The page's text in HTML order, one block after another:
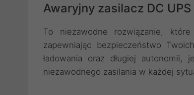
Awaryjny zasilacz DC UPS
To niezawodne rozwiązanie,
zapewniając bezpieczeństwo
ładowania oraz długiej
niezawodnego zasilania w każdej